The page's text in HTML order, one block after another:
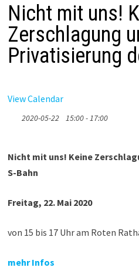
Nicht mit uns!
Zerschlagung
Privatisierung
View Calendar
2020-05-22 15:00 - 17:00
Nicht mit uns! Keine
S-Bahn
Freitag, 22. Mai 2020
von 15 bis 17 Uhr am Roten
mehr Infos